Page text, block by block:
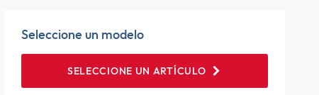
Seleccione un modelo
SELECCIONE UN ARTÍCULO